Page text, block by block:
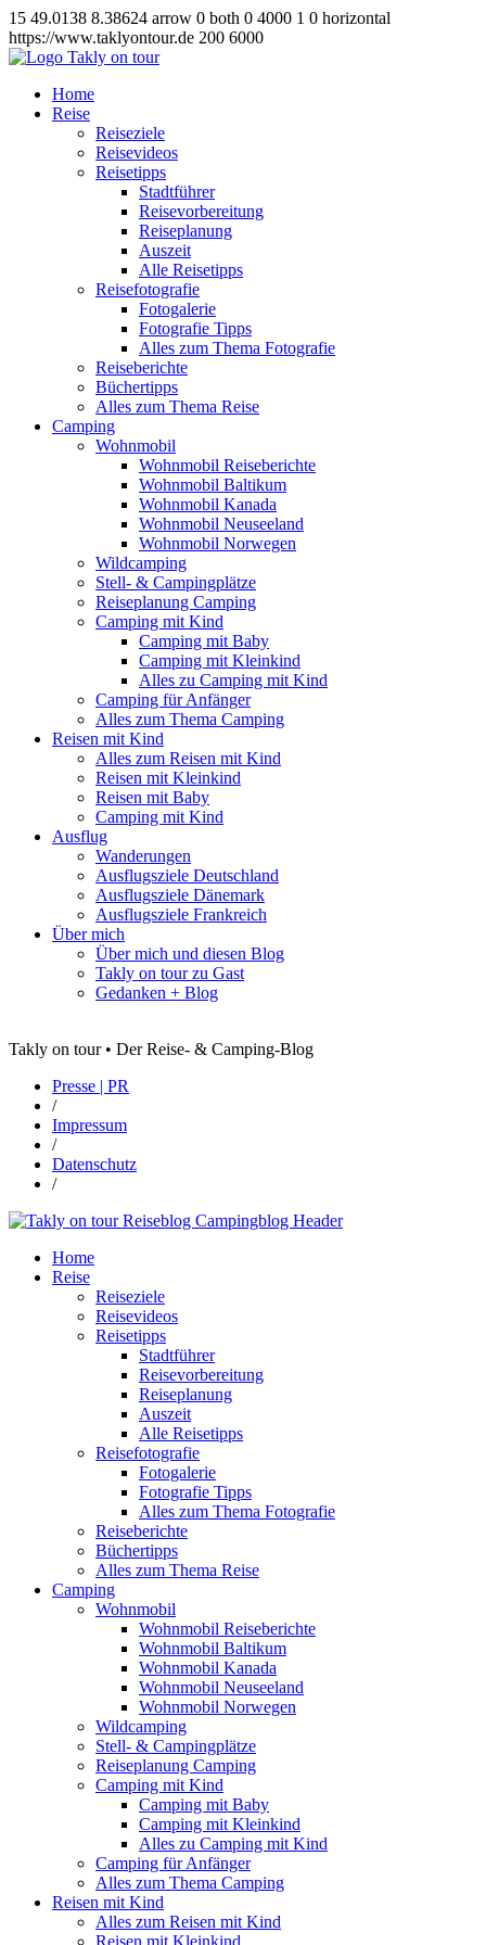
15 49.0138 8.38624 arrow 0 both 0 4000 1 0 horizontal
https://www.taklyontour.de 200 6000
Home
Reise
Reiseziele
Reisevideos
Reisetipps
Stadtführer
Reisevorbereitung
Reiseplanung
Auszeit
Alle Reisetipps
Reisefotografie
Fotogalerie
Fotografie Tipps
Alles zum Thema Fotografie
Reiseberichte
Büchertipps
Alles zum Thema Reise
Camping
Wohnmobil
Wohnmobil Reiseberichte
Wohnmobil Baltikum
Wohnmobil Kanada
Wohnmobil Neuseeland
Wohnmobil Norwegen
Wildcamping
Stell- & Campingplätze
Reiseplanung Camping
Camping mit Kind
Camping mit Baby
Camping mit Kleinkind
Alles zu Camping mit Kind
Camping für Anfänger
Alles zum Thema Camping
Reisen mit Kind
Alles zum Reisen mit Kind
Reisen mit Kleinkind
Reisen mit Baby
Camping mit Kind
Ausflug
Wanderungen
Ausflugsziele Deutschland
Ausflugsziele Dänemark
Ausflugsziele Frankreich
Über mich
Über mich und diesen Blog
Takly on tour zu Gast
Gedanken + Blog
Takly on tour • Der Reise- & Camping-Blog
Presse | PR
/
Impressum
/
Datenschutz
/
Home
Reise
Reiseziele
Reisevideos
Reisetipps
Stadtführer
Reisevorbereitung
Reiseplanung
Auszeit
Alle Reisetipps
Reisefotografie
Fotogalerie
Fotografie Tipps
Alles zum Thema Fotografie
Reiseberichte
Büchertipps
Alles zum Thema Reise
Camping
Wohnmobil
Wohnmobil Reiseberichte
Wohnmobil Baltikum
Wohnmobil Kanada
Wohnmobil Neuseeland
Wohnmobil Norwegen
Wildcamping
Stell- & Campingplätze
Reiseplanung Camping
Camping mit Kind
Camping mit Baby
Camping mit Kleinkind
Alles zu Camping mit Kind
Camping für Anfänger
Alles zum Thema Camping
Reisen mit Kind
Alles zum Reisen mit Kind
Reisen mit Kleinkind